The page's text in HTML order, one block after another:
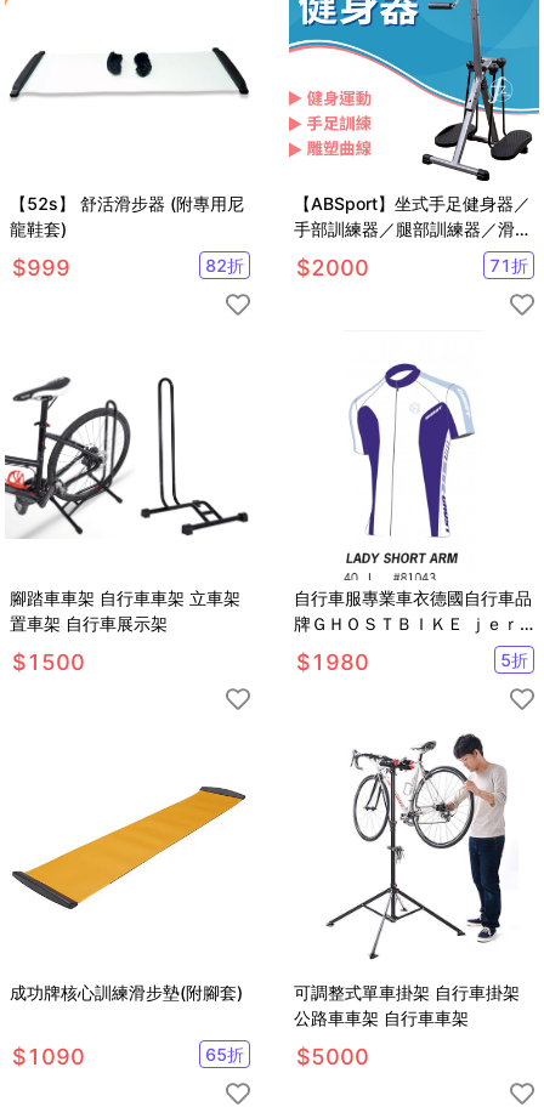
【52s】 舒活滑步器 (附專用尼
龍鞋套)
$999 82折
【ABSport】坐式手足健身器／
手部訓練器／腿部訓練器／滑步
訓練器／室內健身車
$2000 71折
腳踏車車架 自行車車架 立車架
置車架 自行車展示架
$1500
自行車服專業車衣德國自行車品
牌ＧＨＯＳＴＢＩＫＥ ｊｅｒ
ｓｅｙ
$1980 5折
成功牌核心訓練滑步墊(附腳套)
$1090 65折
可調整式單車掛架 自行車掛架
公路車車架 自行車車架
$5000